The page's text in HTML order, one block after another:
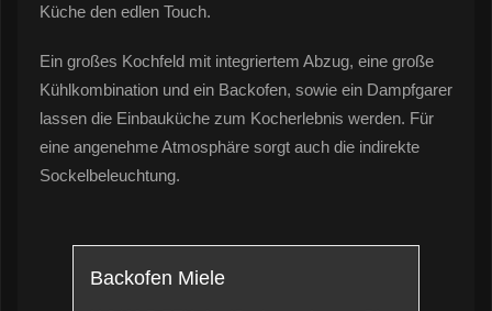
Küche den edlen Touch.
Ein großes Kochfeld mit integriertem Abzug, eine große
Kühlkombination und ein Backofen, sowie ein Dampfgarer
lassen die Einbauküche zum Kocherlebnis werden. Für
eine angenehme Atmosphäre sorgt auch die indirekte
Sockelbeleuchtung.
Backofen Miele